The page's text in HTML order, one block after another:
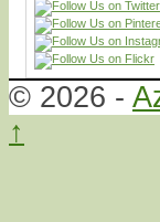
© 2026 -
↑